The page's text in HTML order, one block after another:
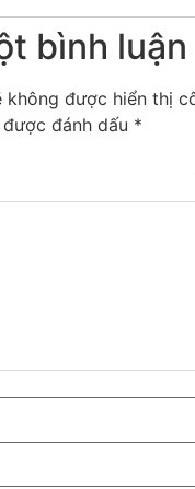
bình luận
không được hiển thị
đánh dấu *